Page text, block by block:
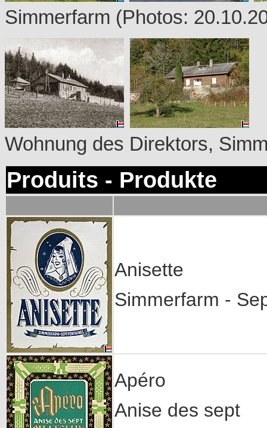
Simmerfarm (Photos:
Wohnung des Direktors,
Produits - Produkte
Anisette
Simmerfarm -
Apéro
Anise des sept